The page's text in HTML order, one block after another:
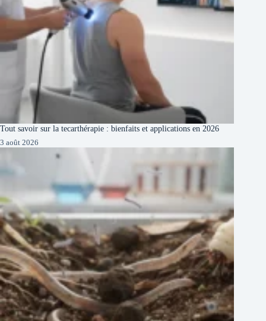
Tout savoir sur la tecarthérapie : bienfaits et applications en 2026
3 août 2026